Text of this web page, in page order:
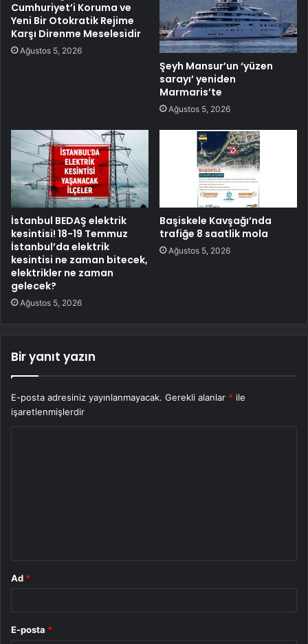
Cumhuriyet’i Koruma ve
Yeni Bir Otokratik Rejime
Karşı Direnme Meselesidir
Ağustos 5, 2026
Şeyh Mansur’un ‘yüzen
sarayı’ yeniden
Marmaris’te
Ağustos 5, 2026
İstanbul BEDAŞ elektrik
kesintisi! 18-19 Temmuz
İstanbul’da elektrik
kesintisi ne zaman bitecek,
elektrikler ne zaman
gelecek?
Ağustos 5, 2026
Başiskele Kavşağı’nda
trafiğe 8 saatlik mola
Ağustos 5, 2026
Bir yanıt yazın
E-posta adresiniz yayınlanmayacak. Gerekli alanlar * ile
işaretlenmişlerdir
Ad *
E-posta *